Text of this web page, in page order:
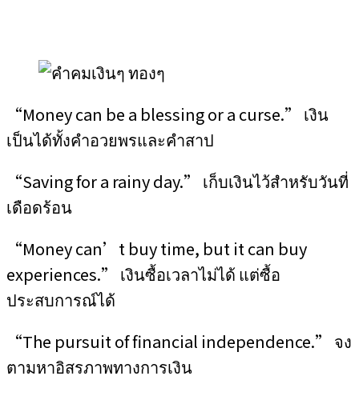
“Money can be a blessing or a curse.” เงิน
เป็นได้ทั้งคำอวยพรและคำสาป
“Saving for a rainy day.” เก็บเงินไว้สำหรับวันที่
เดือดร้อน
“Money can’t buy time, but it can buy
experiences.” เงินซื้อเวลาไม่ได้ แต่ซื้อ
ประสบการณ์ได้
“The pursuit of financial independence.” จง
ตามหาอิสรภาพทางการเงิน